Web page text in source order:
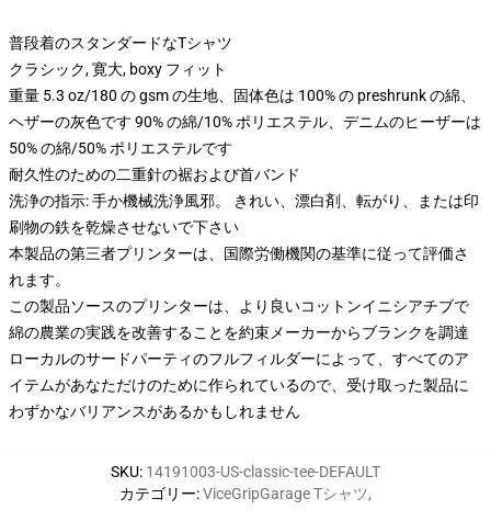
普段着のスタンダードなTシャツ
クラシック, 寛大, boxy フィット
重量 5.3 oz/180 の gsm の生地、固体色は 100% の preshrunk の綿、
ヘザーの灰色です 90% の綿/10% ポリエステル、デニムのヒーザーは
50% の綿/50% ポリエステルです
耐久性のための二重針の裾および首バンド
洗浄の指示: 手か機械洗浄風邪。 きれい、漂白剤、転がり、または印
刷物の鉄を乾燥させないで下さい
本製品の第三者プリンターは、国際労働機関の基準に従って評価さ
れます。
この製品ソースのプリンターは、より良いコットンイニシアチブで
綿の農業の実践を改善することを約束メーカーからブランクを調達
ローカルのサードパーティのフルフィルダーによって、すべてのア
イテムがあなただけのために作られているので、受け取った製品に
わずかなバリアンスがあるかもしれません
SKU: 14191003-US-classic-tee-DEFAULT
カテゴリー:ViceGripGarage Tシャツ,